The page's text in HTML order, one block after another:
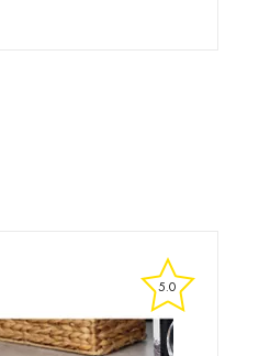
5.0